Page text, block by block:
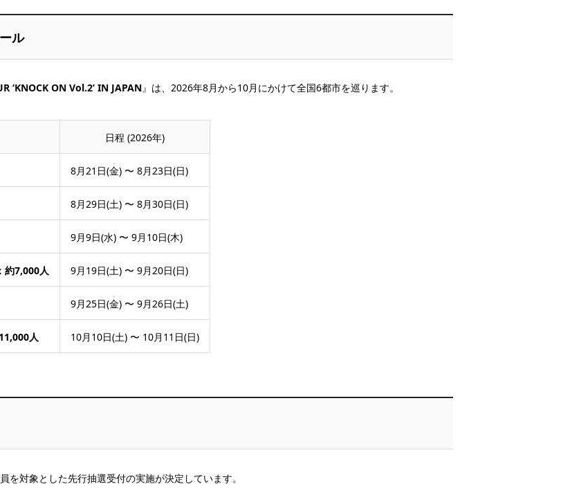
ル
‘KNOCK ON Vol.2’ IN JAPAN』は、2026年8月から10月にかけて全国6都市を巡ります。
日程 (2026年)
8月21日(金) 〜 8月23日(日)
8月29日(土) 〜 8月30日(日)
9月9日(水) 〜 9月10日(木)
約7,000人 9月19日(土) 〜 9月20日(日)
9月25日(金) 〜 9月26日(土)
人 10月10日(土) 〜 10月11日(日)
員を対象とした先行抽選受付の実施が決定しています。